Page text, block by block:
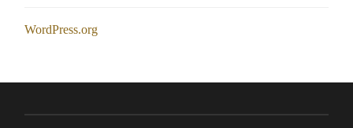
WordPress.org